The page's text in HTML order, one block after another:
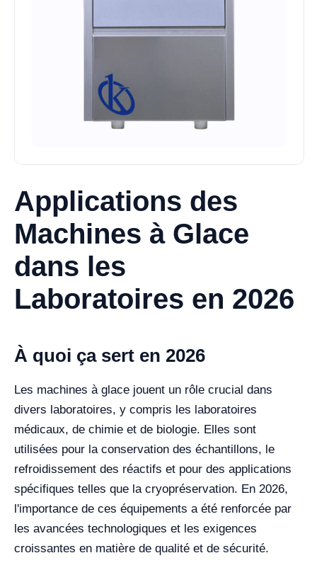
Applications des
Machines à Glace
dans les
Laboratoires en 2026
À quoi ça sert en 2026
Les machines à glace jouent un rôle crucial dans
divers laboratoires, y compris les laboratoires
médicaux, de chimie et de biologie. Elles sont
utilisées pour la conservation des échantillons, le
refroidissement des réactifs et pour des applications
spécifiques telles que la cryopréservation. En 2026,
l'importance de ces équipements a été renforcée par
les avancées technologiques et les exigences
croissantes en matière de qualité et de sécurité.